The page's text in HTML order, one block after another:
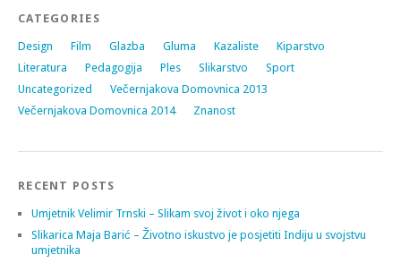
CATEGORIES
Design Film Glazba Gluma Kazaliste
Kiparstvo
Literatura
Pedagogija Ples Slikarstvo
Sport
Uncategorized
Večernjakova Domovnica 2013
Večernjakova Domovnica 2014
Znanost
RECENT POSTS
Umjetnik Velimir Trnski – Slikam svoj život i oko njega
Slikarica Maja Barić – Životno iskustvo je posjetiti Indiju u svojstvu
umjetnika